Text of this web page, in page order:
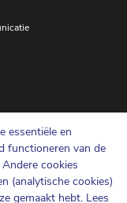
essentiële en
functioneren van de
cookies
(analytische cookies)
gemaakt hebt. Lees